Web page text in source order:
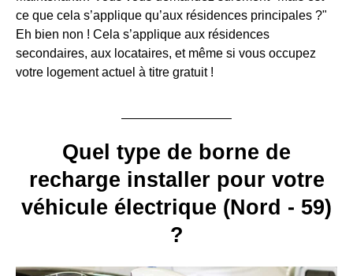
ce que cela s’applique qu’aux résidences principales ?"
Eh bien non ! Cela s’applique aux résidences
secondaires, aux locataires, et même si vous occupez
votre logement actuel à titre gratuit !
Quel type de borne de
recharge installer pour votre
véhicule électrique (Nord - 59)
?